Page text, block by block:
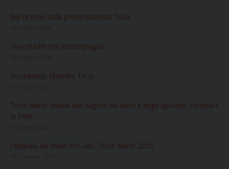
Nel ricordo della prima maestra Tecla
Una madre che accompagna
Ricordando Maestra Tecla
Tecla Merlo Viveva due segreti dei santi e degli apostoli: l’umiltà e
la Fede
Febbraio un mese con ven. Tecla Merlo 2025